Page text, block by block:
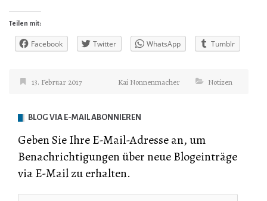
Teilen mit:
Facebook Twitter WhatsApp Tumblr
13. Februar 2017 Kai Nonnenmacher Notizen
BLOG VIA E-MAIL ABONNIEREN
Geben Sie Ihre E-Mail-Adresse an, um
Benachrichtigungen über neue Blogeinträge
via E-Mail zu erhalten.